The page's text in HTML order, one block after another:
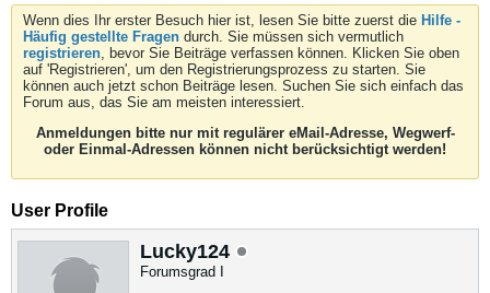
Wenn dies Ihr erster Besuch hier ist, lesen Sie bitte zuerst die Hilfe -
Häufig gestellte Fragen durch. Sie müssen sich vermutlich
registrieren, bevor Sie Beiträge verfassen können. Klicken Sie oben
auf 'Registrieren', um den Registrierungsprozess zu starten. Sie
können auch jetzt schon Beiträge lesen. Suchen Sie sich einfach das
Forum aus, das Sie am meisten interessiert.
Anmeldungen bitte nur mit regulärer eMail-Adresse, Wegwerf-
oder Einmal-Adressen können nicht berücksichtigt werden!
User Profile
Lucky124
Forumsgrad I